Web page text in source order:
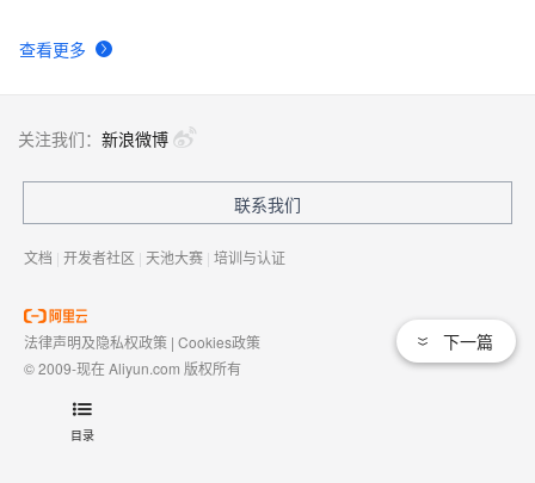
目录
查看更多
下一篇
关注我们： 新浪微博
联系我们
文档 | 开发者社区 | 天池大赛 | 培训与认证
法律声明及隐私权政策 | Cookies政策
© 2009-现在 Aliyun.com 版权所有
域名注册服务机构许可：